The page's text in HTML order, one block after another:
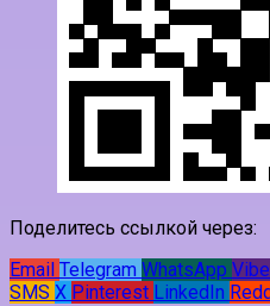
Поделитесь ссылкой через:
Email Telegram WhatsApp
SMS X Pinterest LinkedIn